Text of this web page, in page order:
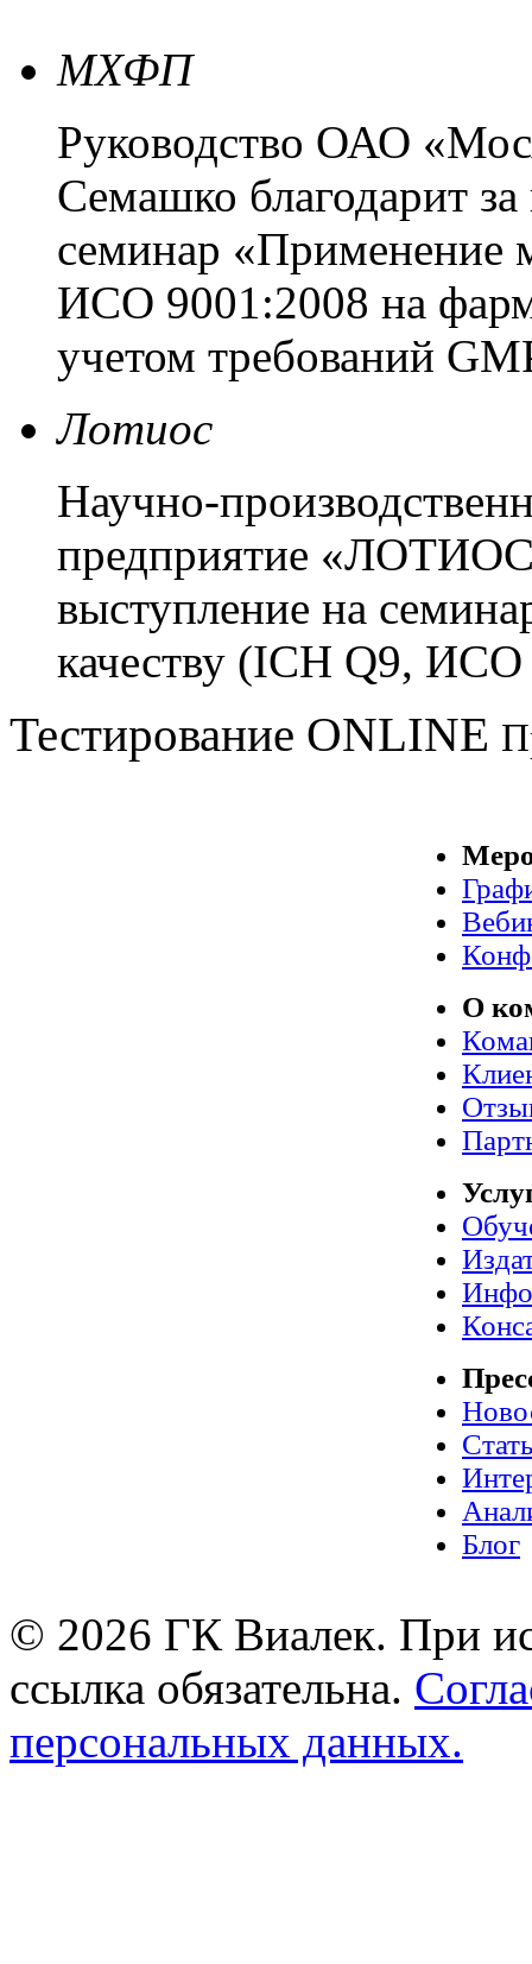
МХФП
Руководство ОАО
Семашко благодарит
семинар «Применение
ИСО 9001:2008 на
учетом требований
Лотиос
Научно-
предприятие
выступление на
качеству (ICH Q9,
Тестирование ONLINE
О
Блог
© 2026 ГК Виалек. При
ссылка обязательна.
персональных данных.